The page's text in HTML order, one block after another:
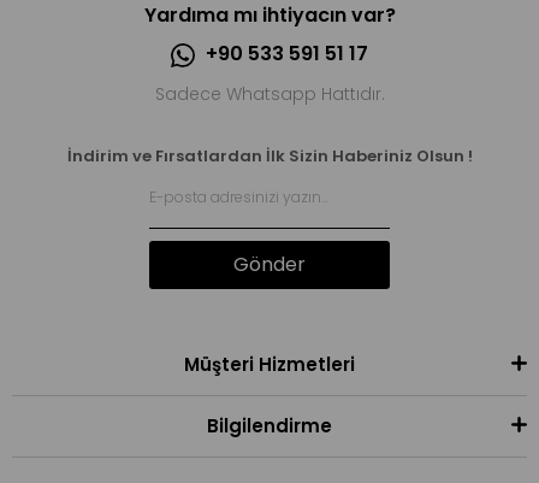
Yardıma mı ihtiyacın var?
+90 533 591 51 17
Sadece Whatsapp Hattıdır.
İndirim ve Fırsatlardan İlk Sizin Haberiniz Olsun !
Gönder
Müşteri Hizmetleri
Bilgilendirme